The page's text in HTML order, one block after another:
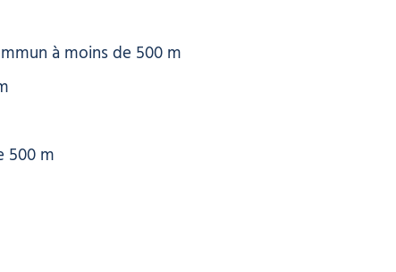
à moins de 500 m
500 m